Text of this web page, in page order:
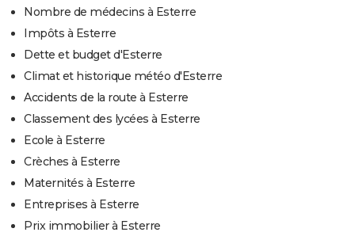
Nombre de médecins à Esterre
Impôts à Esterre
Dette et budget d'Esterre
Climat et historique météo d'Esterre
Accidents de la route à Esterre
Classement des lycées à Esterre
Ecole à Esterre
Crèches à Esterre
Maternités à Esterre
Entreprises à Esterre
Prix immobilier à Esterre